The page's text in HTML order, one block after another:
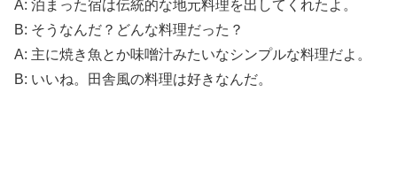
A: 泊まった宿は伝統的な地元料理を出してくれたよ。
B: そうなんだ？どんな料理だった？
A: 主に焼き魚とか味噌汁みたいなシンプルな料理だよ。
B: いいね。田舎風の料理は好きなんだ。